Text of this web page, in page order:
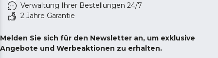
Verwaltung Ihrer Bestellungen 24/7
2 Jahre Garantie
Melden Sie sich für den Newsletter an, um exklusive
Angebote und Werbeaktionen zu erhalten.